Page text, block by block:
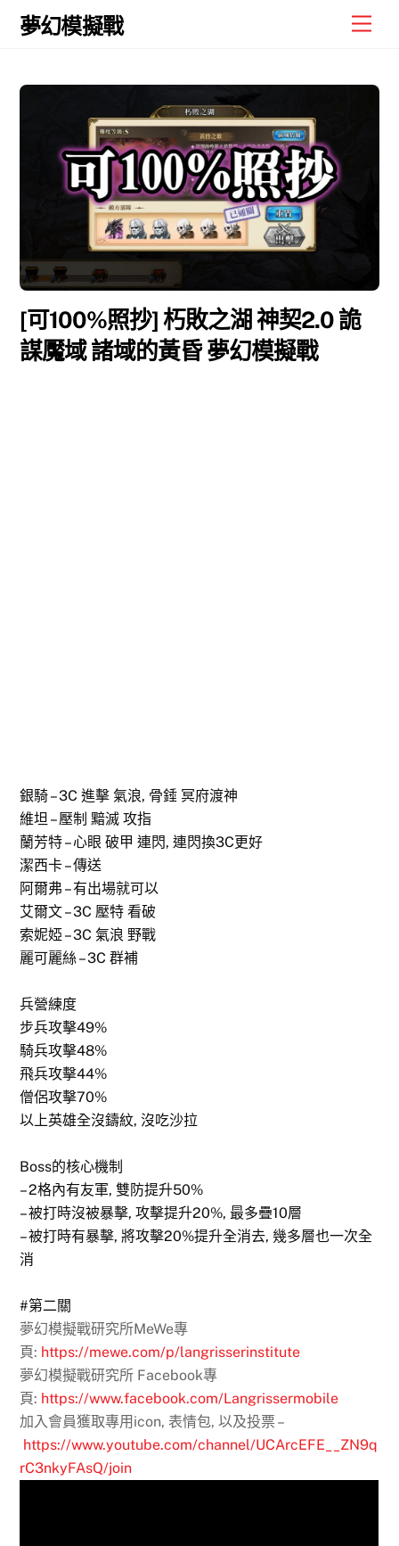
Skip
夢幻模擬戰
[可100%照抄] 朽敗之湖 神契2.0 詭
謀魘域 諸域的黃昏 夢幻模擬戰
銀騎 – 3C 進擊 氣浪, 骨錘 冥府渡神
維坦 – 壓制 黯滅 攻指
蘭芳特 – 心眼 破甲 連閃, 連閃換3C更好
潔西卡 – 傳送
阿爾弗 – 有出場就可以
艾爾文 – 3C 壓特 看破
索妮婭 – 3C 氣浪 野戰
麗可麗絲 – 3C 群補
兵營練度
步兵攻擊49%
騎兵攻擊48%
飛兵攻擊44%
僧侶攻擊70%
以上英雄全沒鑄紋, 沒吃沙拉
Boss的核心機制
– 2格內有友軍, 雙防提升50%
– 被打時沒被暴擊, 攻擊提升20%, 最多疊10層
– 被打時有暴擊, 將攻擊20%提升全消去, 幾多層也一次全
消
#第二關
夢幻模擬戰研究所MeWe專
頁: https://mewe.com/p/langrisserinstitute
夢幻模擬戰研究所 Facebook專
頁: https://www.facebook.com/Langrissermobile
加入會員獲取專用icon, 表情包, 以及投票 –
https://www.youtube.com/channel/UCArcEFE__ZN9q
rC3nkyFAsQ/join